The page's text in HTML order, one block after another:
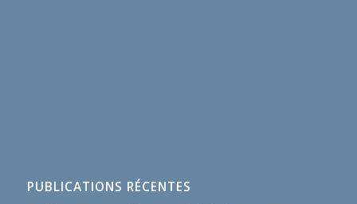
PUBLICATIONS RÉCENTES